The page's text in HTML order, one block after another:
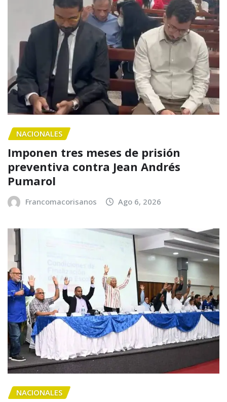
NACIONALES
Imponen tres meses de prisión
preventiva contra Jean Andrés
Pumarol
Francomacorisanos Ago 6, 2026
NACIONALES